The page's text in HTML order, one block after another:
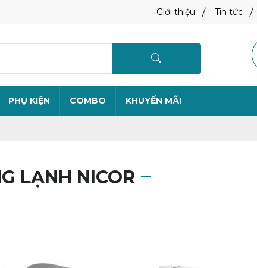
Giới thiệu Tin tức
PHỤ KIỆN COMBO KHUYẾN MÃI
LẠNH NICOR